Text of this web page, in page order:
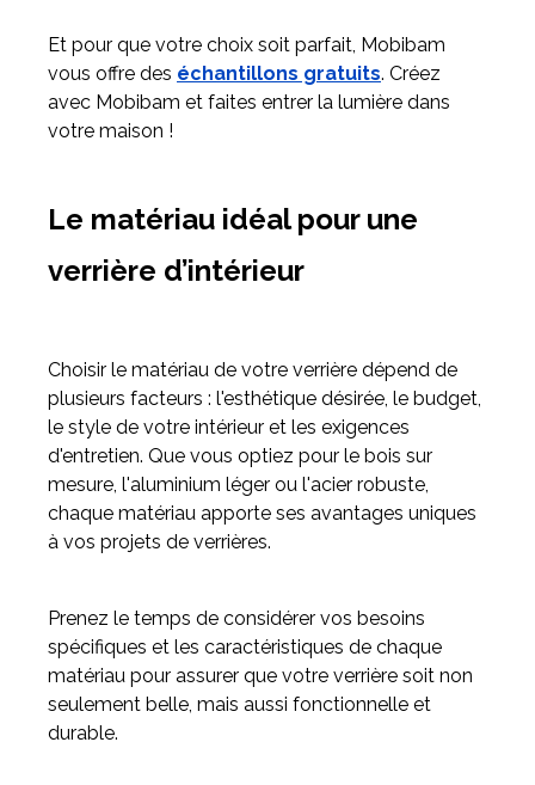
Et pour que votre choix soit parfait, Mobibam
vous offre des échantillons gratuits. Créez
avec Mobibam et faites entrer la lumière dans
votre maison !
Le matériau idéal pour une
verrière d’intérieur
Choisir le matériau de votre verrière dépend de
plusieurs facteurs : l'esthétique désirée, le budget,
le style de votre intérieur et les exigences
d'entretien. Que vous optiez pour le bois sur
mesure, l'aluminium léger ou l'acier robuste,
chaque matériau apporte ses avantages uniques
à vos projets de verrières.
Prenez le temps de considérer vos besoins
spécifiques et les caractéristiques de chaque
matériau pour assurer que votre verrière soit non
seulement belle, mais aussi fonctionnelle et
durable.